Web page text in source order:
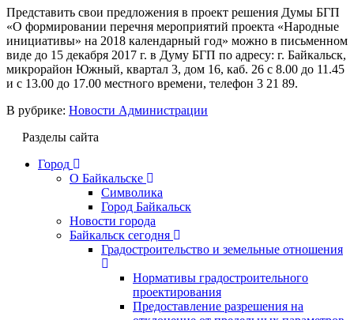
Представить свои предложения в проект решения Думы БГП
«О формировании перечня мероприятий проекта «Народные
инициативы» на 2018 календарный год» можно в письменном
виде до 15 декабря 2017 г. в Думу БГП по адресу: г. Байкальск,
микрорайон Южный, квартал 3, дом 16, каб. 26 с 8.00 до 11.45
и с 13.00 до 17.00 местного времени, телефон 3 21 89.
В рубрике: Новости Администрации
Разделы сайта
Город
О Байкальске
Символика
Город Байкальск
Новости города
Байкальск сегодня
Градостроительство и земельные отношения
Нормативы градостроительного
проектирования
Предоставление разрешения на